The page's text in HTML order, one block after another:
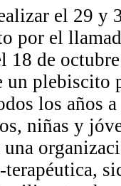
el 29 y
por el
18 de
un plebiscito
los años
niñas y
una
terapéutica,